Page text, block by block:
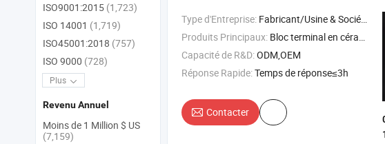
Type d'Entreprise: Fabricant/Usine & Société Commerciale
Produits Principaux: Bloc terminal en céramique , isolation électrothermique en céramique , céramique structurelle et céramique de précision , céramique textile
Capacité de R&D:ODM,OEM
Réponse Rapide:Temps de réponse≤3h
Contacter
ISO9001:2015 (1,723)
ISO 14001 (1,719)
ISO45001:2018 (757)
ISO 9000 (728)
Plus
Revenu Annuel
Moins de 1 Million $ US
(7,159)